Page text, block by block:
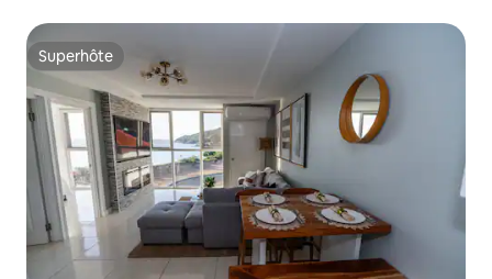
Superhôte
Superhôte